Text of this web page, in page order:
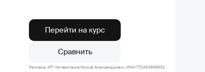
Перейти на курс
Сравнить
Реклама. ИП Четвертаков Иосиф Александрович, ИНН:772454969932